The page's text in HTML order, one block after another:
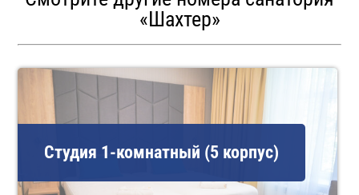
«Шахтер»
Студия 1-комнатный (5 корпус)